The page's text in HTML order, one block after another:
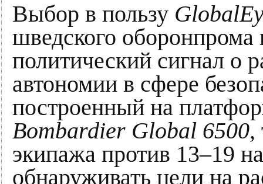
Выбор в пользу
шведского оборонпрома
политический сигнал о
автономии в сфере
построенный на
Bombardier Global 6500,
экипажа против 13–19
обнаруживать цели на